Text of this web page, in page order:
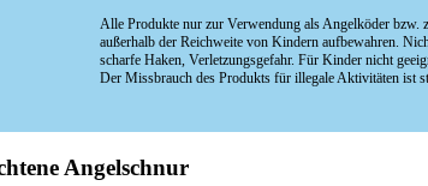
Alle Produkte nur zur Verwendung als Angelköder bzw.
außerhalb der Reichweite von Kindern aufbewahren.
scharfe Haken, Verletzungsgefahr. Für Kinder nicht
Der Missbrauch des Produkts für illegale Aktivitäten ist
Angelschnur